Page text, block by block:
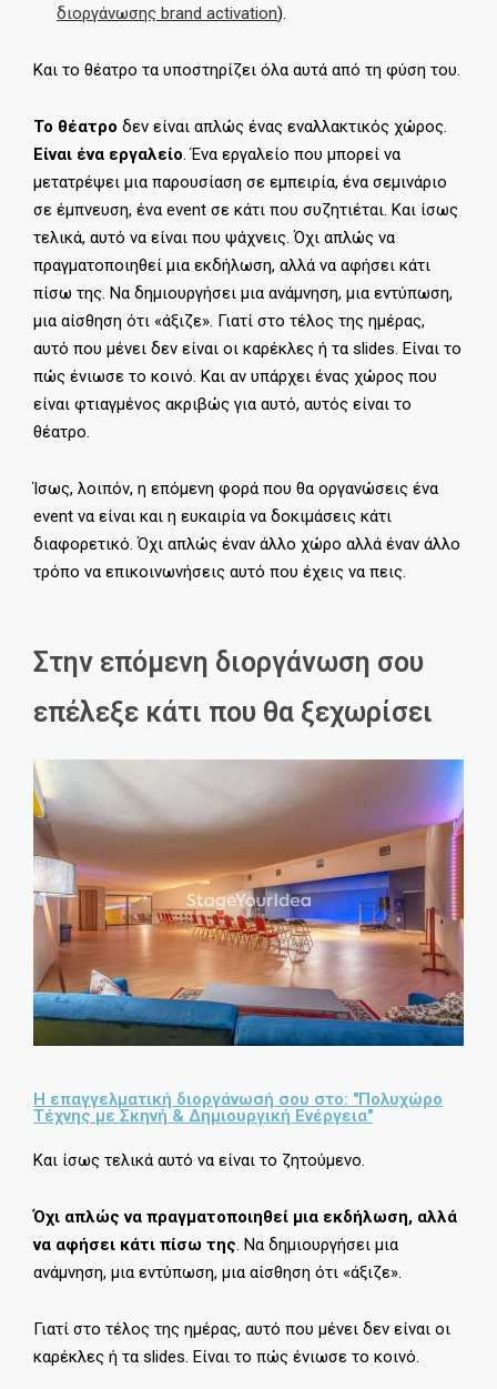
διοργάνωσης brand activation).
Και το θέατρο τα υποστηρίζει όλα αυτά από τη φύση του.
Το θέατρο δεν είναι απλώς ένας εναλλακτικός χώρος.
Είναι ένα εργαλείο. Ένα εργαλείο που μπορεί να
μετατρέψει μια παρουσίαση σε εμπειρία, ένα σεμινάριο
σε έμπνευση, ένα event σε κάτι που συζητιέται. Και ίσως
τελικά, αυτό να είναι που ψάχνεις. Όχι απλώς να
πραγματοποιηθεί μια εκδήλωση, αλλά να αφήσει κάτι
πίσω της. Να δημιουργήσει μια ανάμνηση, μια εντύπωση,
μια αίσθηση ότι «άξιζε». Γιατί στο τέλος της ημέρας,
αυτό που μένει δεν είναι οι καρέκλες ή τα slides. Είναι το
πώς ένιωσε το κοινό. Και αν υπάρχει ένας χώρος που
είναι φτιαγμένος ακριβώς για αυτό, αυτός είναι το
θέατρο.
Ίσως, λοιπόν, η επόμενη φορά που θα οργανώσεις ένα
event να είναι και η ευκαιρία να δοκιμάσεις κάτι
διαφορετικό. Όχι απλώς έναν άλλο χώρο αλλά έναν άλλο
τρόπο να επικοινωνήσεις αυτό που έχεις να πεις.
Στην επόμενη διοργάνωση σου
επέλεξε κάτι που θα ξεχωρίσει
Η επαγγελματική διοργάνωσή σου στο: "Πολυχώρο
Τέχνης με Σκηνή & Δημιουργική Ενέργεια"
Και ίσως τελικά αυτό να είναι το ζητούμενο.
Όχι απλώς να πραγματοποιηθεί μια εκδήλωση, αλλά
να αφήσει κάτι πίσω της. Να δημιουργήσει μια
ανάμνηση, μια εντύπωση, μια αίσθηση ότι «άξιζε».
Γιατί στο τέλος της ημέρας, αυτό που μένει δεν είναι οι
καρέκλες ή τα slides. Είναι το πώς ένιωσε το κοινό.